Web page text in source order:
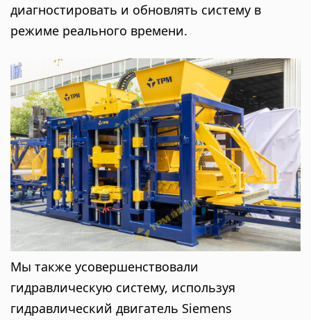
диагностировать и обновлять систему в
режиме реального времени.
Мы также усовершенствовали
гидравлическую систему, используя
гидравлический двигатель Siemens